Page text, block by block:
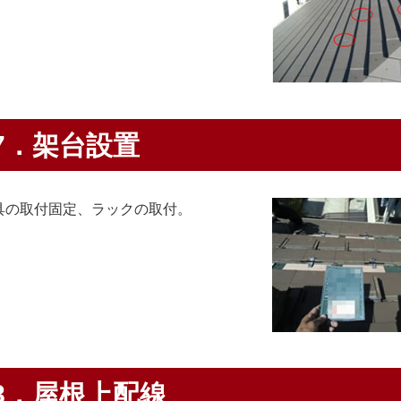
架台設置
の取付固定、ラックの取付。
屋根上配線